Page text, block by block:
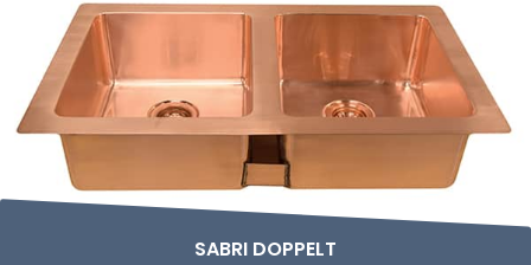
SABRI DOPPELT